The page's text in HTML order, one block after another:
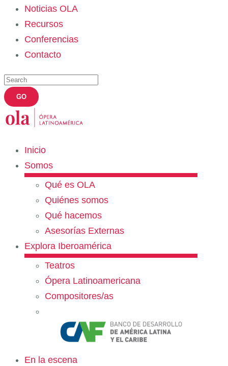
Noticias OLA
Recursos
Conferencias
Contacto
Inicio
Somos
Qué es OLA
Quiénes somos
Qué hacemos
Asesorías Externas
Explora Iberoamérica
Teatros
Ópera Latinoamericana
Compositores/as
En la escena